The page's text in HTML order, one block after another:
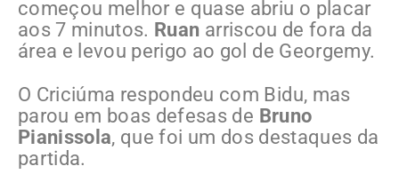
começou melhor e quase abriu o placar
aos 7 minutos. Ruan arriscou de fora da
área e levou perigo ao gol de Georgemy.
O Criciúma respondeu com Bidu, mas
parou em boas defesas de Bruno
Pianissola, que foi um dos destaques da
partida.